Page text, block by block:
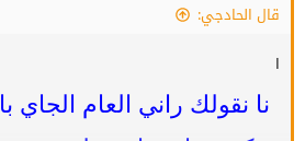
قال الحادجي:
ا
نا نقولك راني العام الجاي